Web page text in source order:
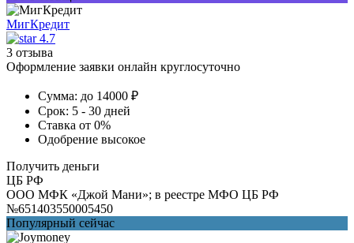
МигКредит
4.7
3 отзыва
Оформление заявки онлайн круглосуточно
Сумма: до 14000 ₽
Срок: 5 - 30 дней
Ставка от 0%
Одобрение высокое
Получить деньги
ЦБ РФ
ООО МФК «Джой Мани»; в реестре МФО ЦБ РФ
№651403550005450
Популярный сейчас